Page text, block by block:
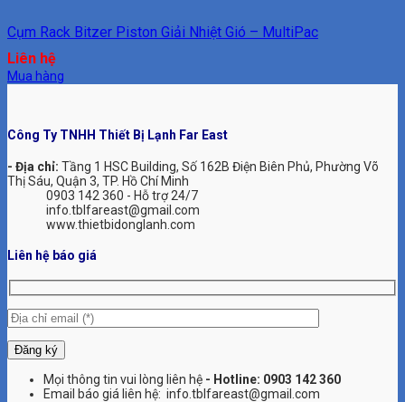
Cụm Rack Bitzer Piston Giải Nhiệt Gió – MultiPac
Liên hệ
Mua hàng
Công Ty TNHH Thiết Bị Lạnh Far East
- Địa chỉ: Tầng 1 HSC Building, Số 162B Điện Biên Phủ, Phường Võ
Thị Sáu, Quận 3, TP. Hồ Chí Minh
0903 142 360 - Hỗ trợ 24/7
info.tblfareast@gmail.com
www.thietbidonglanh.com
Liên hệ báo giá
Mọi thông tin vui lòng liên hệ - Hotline: 0903 142 360
Email báo giá liên hệ: info.tblfareast@gmail.com